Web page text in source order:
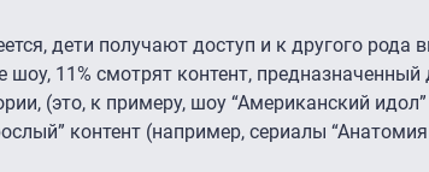
дети получают доступ и к другого рода
шоу, 11% смотрят контент,
(это, к примеру, шоу “Американский
контент (например, сериалы “Анатомия